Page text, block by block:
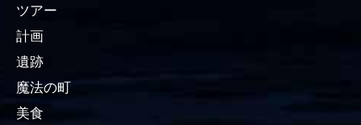
ツアー
計画
遺跡
魔法の町
美食